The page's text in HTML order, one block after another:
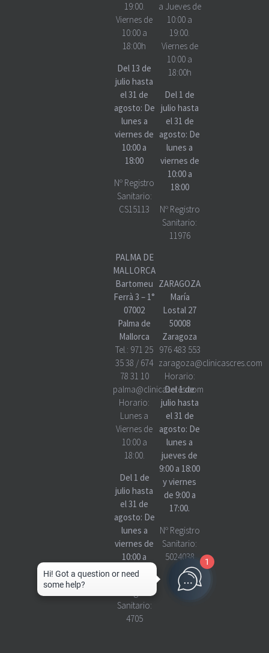
19:00.
Viernes de
10:00 a
18:00h
Del 13 de
julio hasta
el 31 de
agosto: De
lunes a
viernes de
10:00 a
18:00
Nº Registro
Sanitario:
CS15113
PALMA DE
MALLORCA
Bartomeu
Ferrà 3 – 1°
07002
Palma de
Mallorca
Tel.: 971 25
35 38 / 674
78 31 10
palma@clinicascres.com
Horario:
Lunes a
Viernes de
10:00 a
18:00.
Del 1 de
julio hasta
el 31 de
agosto: De
lunes a
viernes de
10:00 a
18:00
Nº Registro
Sanitario:
4705
a Jueves de
10:00 a
19:00.
Viernes de
10:00 a
18:00h
Del 1 de
julio hasta
el 31 de
agosto: De
lunes a
viernes de
10:00 a
18:00
Nº Registro
Sanitario:
11976
ZARAGOZA
María
Lostal 27
50008
Zaragoza
976 483 553
zaragoza@clinicascres.com
Horario:
Del 1 de
julio hasta
el 31 de
agosto: De
lunes a
jueves de
9:00 a 18:00
y viernes
de 9:00 a
17:00.
Nº Registro
Sanitario:
5024038
1